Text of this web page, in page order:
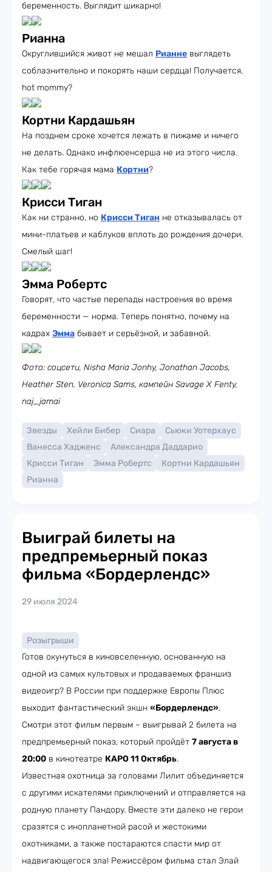
беременность. Выглядит шикарно!
Рианна
Округлившийся живот не мешал Рианне выглядеть
соблазнительно и покорять наши сердца! Получается,
hot mommy?
Кортни Кардашьян
На позднем сроке хочется лежать в пижаме и ничего
не делать. Однако инфлюенсерша не из этого числа.
Как тебе горячая мама Кортни?
Крисси Тиган
Как ни странно, но Крисси Тиган не отказывалась от
мини-платьев и каблуков вплоть до рождения дочери.
Смелый шаг!
Эмма Робертс
Говорят, что частые перепады настроения во время
беременности — норма. Теперь понятно, почему на
кадрах Эмма бывает и серьёзной, и забавной.
Фото: соцсети, Nisha Maria Jonhy, Jonathan Jacobs,
Heather Sten, Veronica Sams, кампейн Savage X Fenty,
naj_jamai
Звезды Хейли Бибер Сиара
Сьюки Уотерхаус
Ванесса Хадженс
Александра Даддарио
Крисси Тиган
Эмма Робертс
Кортни Кардашьян
Рианна
Выиграй билеты на
предпремьерный показ
фильма «Бордерлендс»
29 июля 2024
Розыгрыши
Готов окунуться в киновселенную, основанную на
одной из самых культовых и продаваемых франшиз
видеоигр? В России при поддержке Европы Плюс
выходит фантастический экшн «Бордерлендс».
Смотри этот фильм первым – выигрывай 2 билета на
предпремьерный показ, который пройдёт 7 августа в
20:00 в кинотеатре КАРО 11 Октябрь.
Известная охотница за головами Лилит объединяется
с другими искателями приключений и отправляется на
родную планету Пандору. Вместе эти далеко не герои
сразятся с инопланетной расой и жестокими
охотниками, а также постараются спасти мир от
надвигающегося зла! Режиссёром фильма стал Элай